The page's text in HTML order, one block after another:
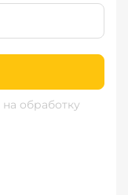
на обработку